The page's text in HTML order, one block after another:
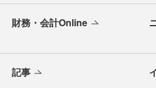
財務・会計Online
記事